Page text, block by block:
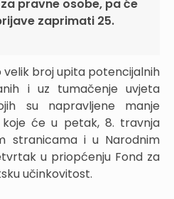
pravne osobe, pa će
zaprimati 25.
velik broj upita potencijalnih
i uz tumačenje uvjeta
su napravljene manje
će u petak, 8. travnja
stranicama i u Narodnim
u priopćenju Fond za
učinkovitost.